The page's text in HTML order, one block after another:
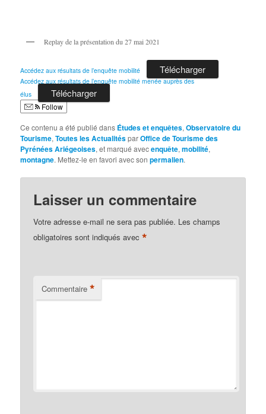
Replay de la présentation du 27 mai 2021
Accédez aux résultats de l’enquête mobilité Télécharger
Accédez aux résultats de l’enquête mobilité menée auprès des
élus
Télécharger
Follow
Ce contenu a été publié dans Études et enquêtes,Observatoire du
Tourisme,Toutes les ActualitésparOffice de Tourisme des
Pyrénées Ariégeoises, et marqué avecenquête,mobilité,
montagne. Mettez-le en favori avec sonpermalien.
Laisser un commentaire
Votre adresse e-mail ne sera pas publiée. Les champs
obligatoires sont indiqués avec*
Commentaire *